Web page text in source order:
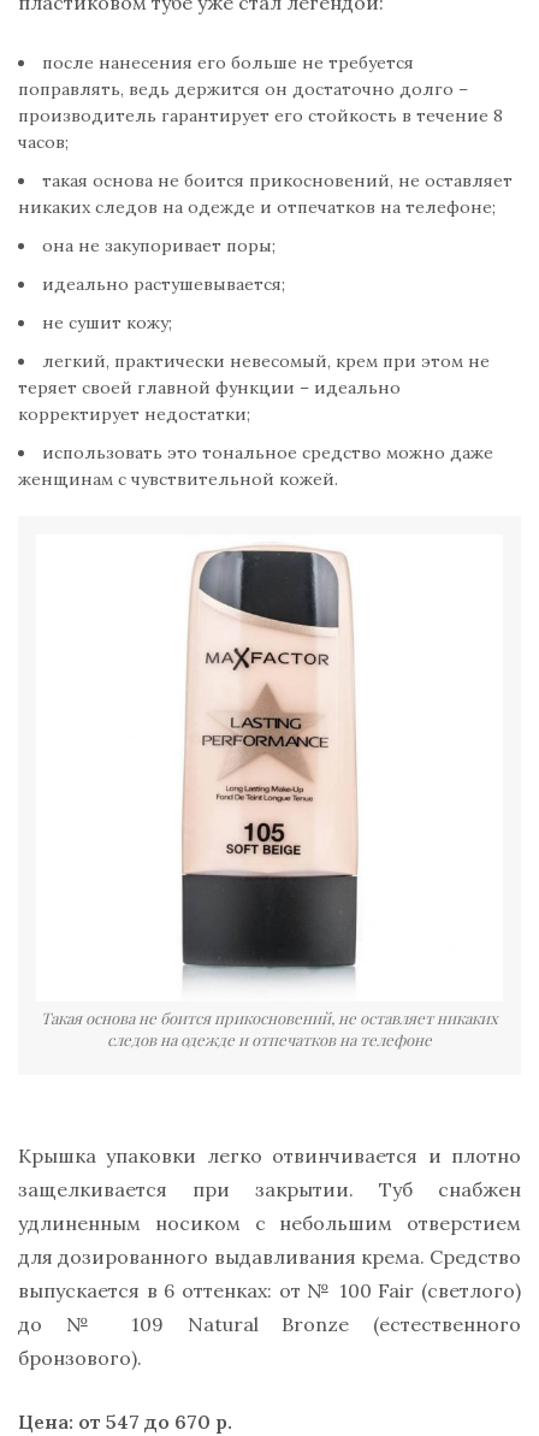
после нанесения его больше не требуется
поправлять, ведь держится он достаточно долго –
производитель гарантирует его стойкость в течение 8
часов;
такая основа не боится прикосновений, не оставляет
никаких следов на одежде и отпечатков на телефоне;
она не закупоривает поры;
идеально растушевывается;
не сушит кожу;
легкий, практически невесомый, крем при этом не
теряет своей главной функции – идеально
корректирует недостатки;
использовать это тональное средство можно даже
женщинам с чувствительной кожей.
Такая основа не боится прикосновений, не оставляет никаких
следов на одежде и отпечатков на телефоне
Крышка упаковки легко отвинчивается и плотно
защелкивается при закрытии. Туб снабжен
удлиненным носиком с небольшим отверстием
для дозированного выдавливания крема. Средство
выпускается в 6 оттенках: от № 100 Fair (светлого)
до № 109 Natural Bronze (естественного
бронзового).
Цена: от 547 до 670 р.